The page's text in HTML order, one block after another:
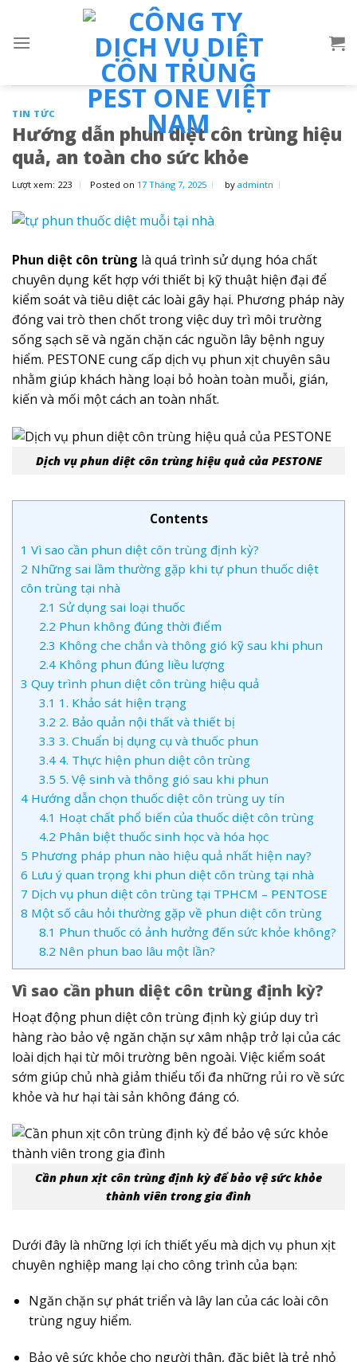
content
TIN TỨC
Hướng dẫn phun diệt côn trùng hiệu
quả, an toàn cho sức khỏe
Lượt xem: 223 Posted on 17 Tháng 7, 2025 by admintn
Phun diệt côn trùng là quá trình sử dụng hóa chất
chuyên dụng kết hợp với thiết bị kỹ thuật hiện đại để
kiểm soát và tiêu diệt các loài gây hại. Phương pháp này
đóng vai trò then chốt trong việc duy trì môi trường
sống sạch sẽ và ngăn chặn các nguồn lây bệnh nguy
hiểm. PESTONE cung cấp dịch vụ phun xịt chuyên sâu
nhằm giúp khách hàng loại bỏ hoàn toàn muỗi, gián,
kiến và mối một cách an toàn nhất.
Dịch vụ phun diệt côn trùng hiệu quả của PESTONE
Contents
1 Vì sao cần phun diệt côn trùng định kỳ?
2 Những sai lầm thường gặp khi tự phun thuốc diệt
côn trùng tại nhà
2.1 Sử dụng sai loại thuốc
2.2 Phun không đúng thời điểm
2.3 Không che chắn và thông gió kỹ sau khi phun
2.4Không phun đúng liều lượng
3 Quy trình phun diệt côn trùng hiệu quả
3.1 1. Khảo sát hiện trạng
3.2 2. Bảo quản nội thất và thiết bị
3.3 3. Chuẩn bị dụng cụ và thuốc phun
3.44. Thực hiện phun diệt côn trùng
3.5 5. Vệ sinh và thông gió sau khi phun
4 Hướng dẫn chọn thuốc diệt côn trùng uy tín
4.1 Hoạt chất phổ biến của thuốc diệt côn trùng
4.2 Phân biệt thuốc sinh học và hóa học
5 Phương pháp phun nào hiệu quả nhất hiện nay?
6 Lưu ý quan trọng khi phun diệt côn trùng tại nhà
7 Dịch vụ phun diệt côn trùng tại TPHCM – PENTOSE
8 Một số câu hỏi thường gặp về phun diệt côn trùng
8.1 Phun thuốc có ảnh hưởng đến sức khỏe không?
8.2 Nên phun bao lâu một lần?
Vì sao cần phun diệt côn trùng định kỳ?
Hoạt động phun diệt côn trùng định kỳ giúp duy trì
hàng rào bảo vệ ngăn chặn sự xâm nhập trở lại của các
loài dịch hại từ môi trường bên ngoài. Việc kiểm soát
sớm giúp chủ nhà giảm thiểu tối đa những rủi ro về sức
khỏe và hư hại tài sản không đáng có.
Cần phun xịt côn trùng định kỳ để bảo vệ sức khỏe
thành viên trong gia đình
Dưới đây là những lợi ích thiết yếu mà dịch vụ phun xịt
chuyên nghiệp mang lại cho công trình của bạn:
Ngăn chặn sự phát triển và lây lan của các loài côn
trùng nguy hiểm.
Bảo vệ sức khỏe cho người thân, đặc biệt là trẻ nhỏ